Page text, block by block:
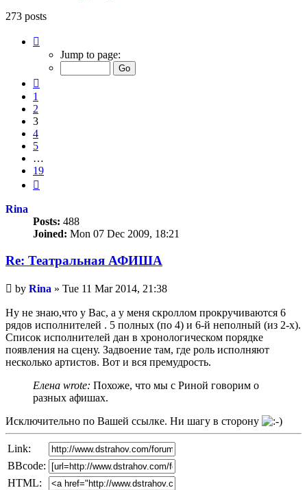
273 posts
Jump to page:
1
2
3
4
5
…
19
Rina
Posts: 488
Joined: Mon 07 Dec 2009, 18:21
Re: Театральная АФИША
Unread
by Rina » Tue 11 Mar 2014, 21:38
Ну не знаю,что у Вас, а у меня скроллом прокручиваются 6
рядов исполнителей . 5 полных (по 4) и 6-й неполный (из 2-х).
Список исполнителей дан в хронологическом порядке
появления на сцену. Задвоение там, где роль исполняют
несколько артистов. Вот и вся премудрость.
Елена wrote: Похоже, что мы с Риной говорим о
разных афишах.
Исключительно по Вашей ссылке. Ни шагу в сторону
Link:
BBcode:
HTML: